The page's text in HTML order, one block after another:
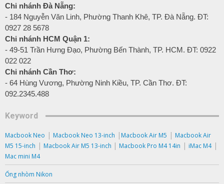
Chi nhánh Đà Nẵng:
- 184 Nguyễn Văn Linh, Phường Thanh Khê, TP. Đà Nẵng. ĐT:
0927 28 5678
Chi nhánh HCM Quận 1:
- 49-51 Trần Hưng Đạo, Phường Bến Thành, TP. HCM. ĐT: 0922
022 022
Chi nhánh Cần Thơ:
- 64 Hùng Vương, Phường Ninh Kiều, TP. Cần Thơ. ĐT:
092.2345.488
Keyword
Macbook Neo | Macbook Neo 13-inch | Macbook Air M5 | Macbook Air
M5 15-inch | Macbook Air M5 13-inch | Macbook Pro M4 14in | iMac M4|
Mac mini M4
Ống nhòm Nikon